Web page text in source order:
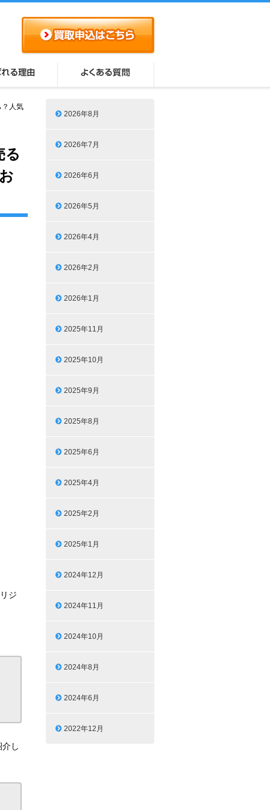
？人気
る
ジ
し
2026年8月
2026年7月
2026年6月
2026年5月
2026年4月
2026年2月
2026年1月
2025年11月
2025年10月
2025年9月
2025年8月
2025年6月
2025年4月
2025年2月
2025年1月
2024年12月
2024年11月
2024年10月
2024年8月
2024年6月
2022年12月